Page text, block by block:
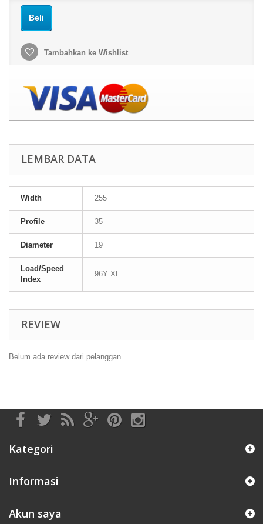
Beli
Tambahkan ke Wishlist
LEMBAR DATA
Width 255
Profile 35
Diameter 19
Load/Speed
Index
96Y XL
REVIEW
Belum ada review dari pelanggan.
Kategori
Informasi
Akun saya